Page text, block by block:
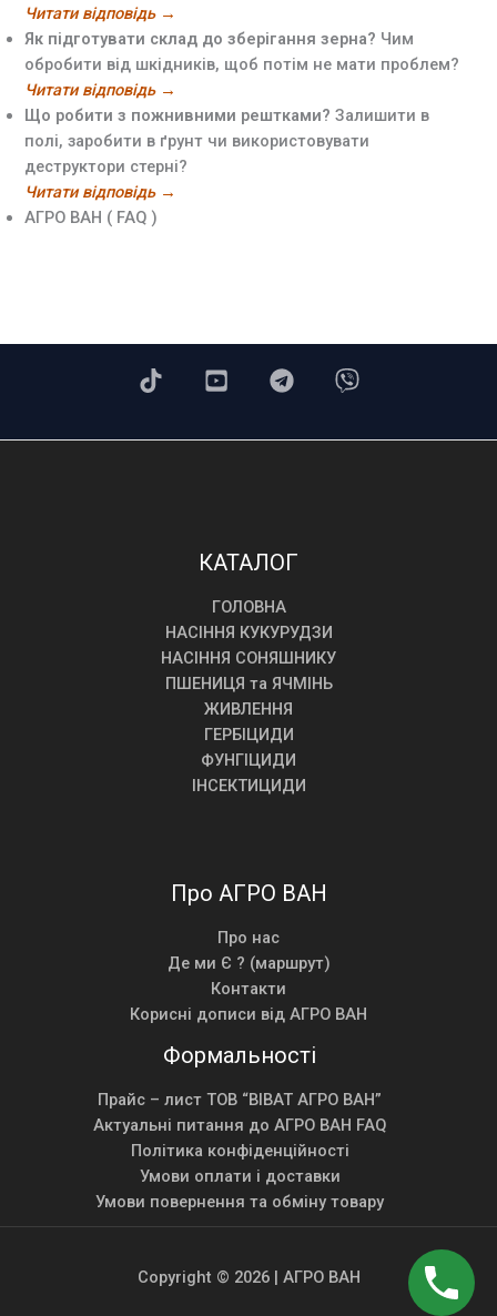
Читати відповідь →
Як підготувати склад до зберігання зерна? Чим
обробити від шкідників, щоб потім не мати проблем?
Читати відповідь →
Що робити з пожнивними рештками? Залишити в
полі, заробити в ґрунт чи використовувати
деструктори стерні?
Читати відповідь →
АГРО ВАН ( FAQ )
КАТАЛОГ
ГОЛОВНА
НАСІННЯ КУКУРУДЗИ
НАСІННЯ СОНЯШНИКУ
ПШЕНИЦЯ та ЯЧМІНЬ
ЖИВЛЕННЯ
ГЕРБІЦИДИ
ФУНГІЦИДИ
ІНСЕКТИЦИДИ
Про АГРО ВАН
Про нас
Де ми Є ? (маршрут)
Контакти
Корисні дописи від АГРО ВАН
Формальності
Прайс – лист ТОВ “ВІВАТ АГРО ВАН”
Актуальні питання до АГРО ВАН FAQ
Політика конфіденційності
Умови оплати і доставки
Умови повернення та обміну товару
Copyright © 2026 | АГРО ВАН